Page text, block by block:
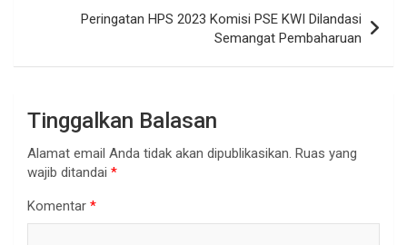
Peringatan HPS 2023 Komisi PSE KWI Dilandasi
Semangat Pembaharuan
Tinggalkan Balasan
Alamat email Anda tidak akan dipublikasikan. Ruas yang
wajib ditandai *
Komentar *